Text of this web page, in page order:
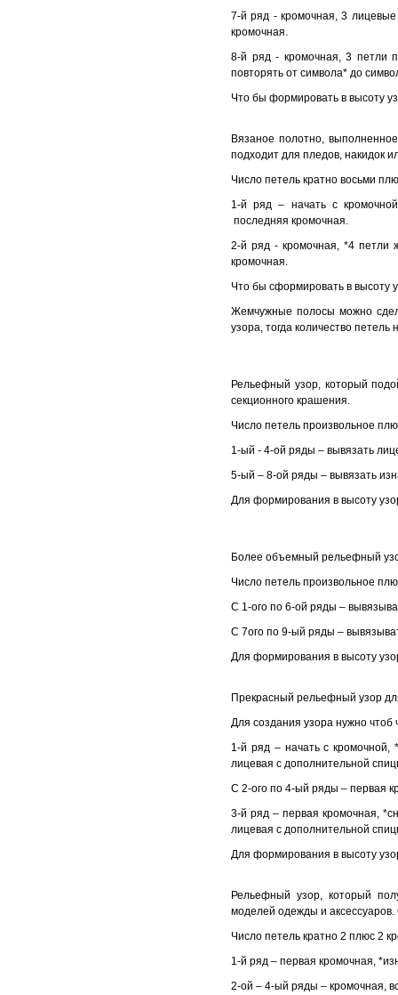
7-й ряд - кромочная, 3
кромочная.
8-й ряд - кромочная, 3 петли
повторять от символа* до
Что бы формировать в высоту
Вязаное полотно,
подходит для пледов, накидок
Число петель кратно восьми
1-й ряд – начать с
последняя кромочная.
2-й ряд - кромочная, *4 петли
кромочная.
Что бы сформировать в высоту
Жемчужные полосы можно
узора, тогда количество
Рельефный узор, который
секционного крашения.
Число петель произвольное
1-ый - 4-ой ряды – вывязать
5-ый – 8-ой ряды – вывязать
Для формирования в высоту
Более объемный рельефный
Число петель произвольное
С 1-ого по 6-ой ряды –
С 7ого по 9-ый ряды –
Для формирования в высоту
Прекрасный рельефный узор
Для создания узора нужно
1-й ряд – начать с кромочной,
лицевая с дополнительной
С 2-ого по 4-ый ряды – первая
3-й ряд – первая кромочная,
лицевая с дополнительной
Для формирования в высоту
Рельефный узор, который
моделей одежды и
Число петель кратно 2 плюс 2
1-й ряд – первая кромочная,
2-ой – 4-ый ряды – кромочная,